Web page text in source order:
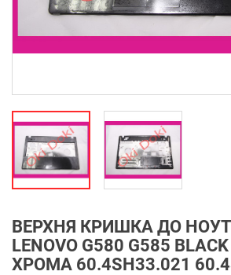
ВЕРХНЯ КРИШКА ДО
LENOVO G580 G585
ХРОМА 60.4SH33.021